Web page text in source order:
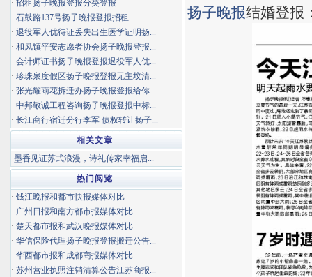
扬子晚报结婚登报
· 招租扬子晚报登报分类登报
· 石鼓路137号扬子晚报登报招租
· 退役军人优待证丢失出生医学证明扬...
· 和凤镇平安志愿者协会扬子晚报登报...
· 会计师证书扬子晚报登报退役军人优...
· 珍珠泉度假区扬子晚报登报无主坟清...
· 张光耀雨花拆迁办扬子晚报登报给你...
· 中邦敬诚工程咨询扬子晚报登报中标...
· 长江商行宿迁分行李军 债权转让扬子...
相关文章
·墨香见证苏式浪漫，诗礼传家幸福启...
热门阅览
· 钱江晚报和都市快报媒体对比
· 广州日报和南方都市报媒体对比
· 楚天都市报和武汉晚报媒体对比
· 华信保险代理扬子晚报登报搬迁公告...
· 华西都市报和成都商报媒体对比
· 苏州营业执照注销清算公告江苏商报...